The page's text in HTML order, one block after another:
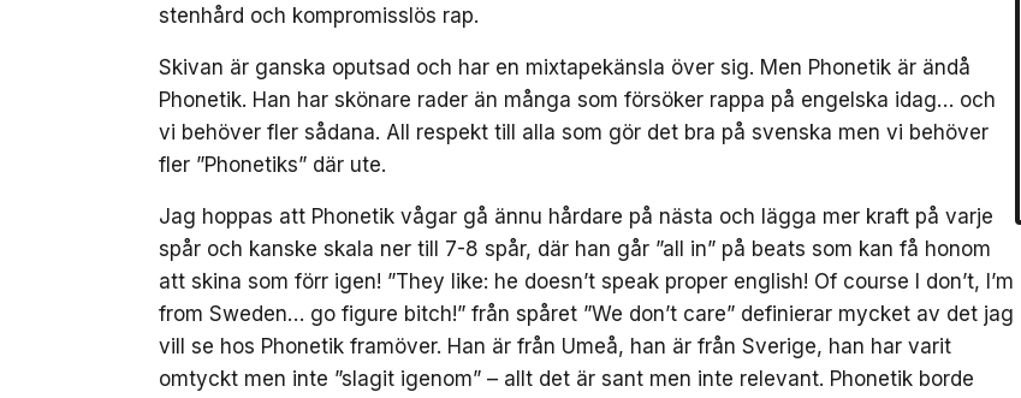
stenhård och kompromisslös rap.
Skivan är ganska oputsad och har en mixtapekänsla över sig. Men Phonetik är ändå
Phonetik. Han har skönare rader än många som försöker rappa på engelska idag… och
vi behöver fler sådana. All respekt till alla som gör det bra på svenska men vi behöver
fler ”Phonetiks” där ute.
Jag hoppas att Phonetik vågar gå ännu hårdare på nästa och lägga mer kraft på varje
spår och kanske skala ner till 7-8 spår, där han går ”all in” på beats som kan få honom
att skina som förr igen! ”They like: he doesn’t speak proper english! Of course I don’t, I’m
from Sweden… go figure bitch!” från spåret ”We don’t care” definierar mycket av det jag
vill se hos Phonetik framöver. Han är från Umeå, han är från Sverige, han har varit
omtyckt men inte ”slagit igenom” – allt det är sant men inte relevant. Phonetik borde